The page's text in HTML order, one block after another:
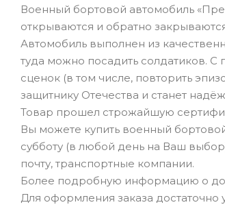
Военный бортовой автомобиль
открываются и обратно
Автомобиль выполнен из
туда можно посадить солдатиков.
сценок (в том числе, повторить
защитнику Отечества и станет
Товар прошел строжайшую
Вы можете купить военный
субботу (в любой день на Ваш
почту, транспортные компании.
Более подробную информацию о
Для оформления заказа достаточно